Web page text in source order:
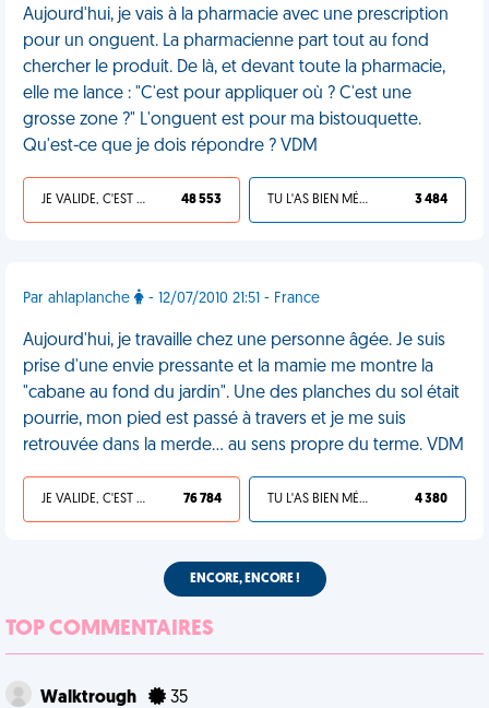
Aujourd'hui, je vais à la pharmacie avec une prescription
pour un onguent. La pharmacienne part tout au fond
chercher le produit. De là, et devant toute la pharmacie,
elle me lance : "C'est pour appliquer où ? C'est une
grosse zone ?" L'onguent est pour ma bistouquette.
Qu'est-ce que je dois répondre ? VDM
JE VALIDE, C'EST UNE VDM 48 553 TU L'AS BIEN MÉRITÉ 3 484
Par ahlaplanche - 12/07/2010 21:51 - France
Aujourd'hui, je travaille chez une personne âgée. Je suis
prise d'une envie pressante et la mamie me montre la
"cabane au fond du jardin". Une des planches du sol était
pourrie, mon pied est passé à travers et je me suis
retrouvée dans la merde... au sens propre du terme. VDM
JE VALIDE, C'EST UNE VDM 76 784 TU L'AS BIEN MÉRITÉ 4 380
ENCORE, ENCORE !
TOP COMMENTAIRES
Walktrough 35